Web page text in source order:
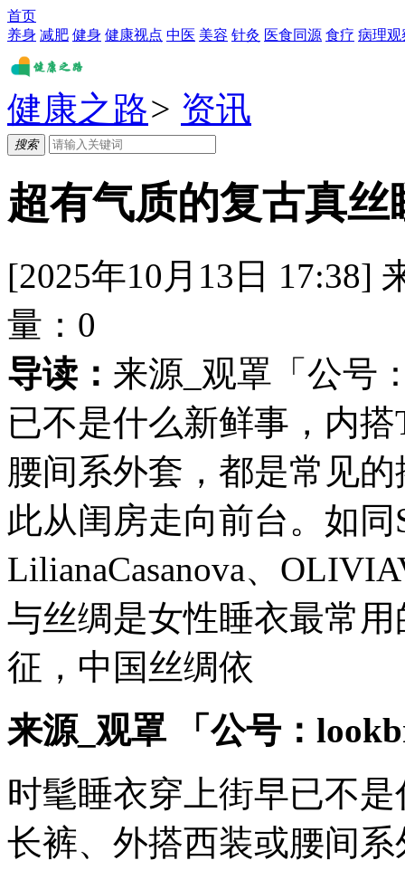
首页
养身 减肥 健身 健康视点 中医 美容 针灸 医食同源 食疗 病理观
健康之路> 资讯
搜索
超有气质的复古真
[2025年10月13日 17:38]
量： 0
导读： 来源_观罩「公号
已不是什么新鲜事，内
腰间系外套，都是常见
此从闺房走向前台。如同
LilianaCasanova、
与丝绸是女性睡衣最常
征，中国丝绸依
来源_观罩 「公号：
时髦睡衣穿上街早已不
长裤、外搭西装或腰间